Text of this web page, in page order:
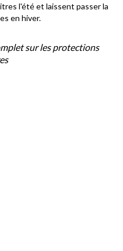
l'été et laissent passer la
en hiver.
sur les protections